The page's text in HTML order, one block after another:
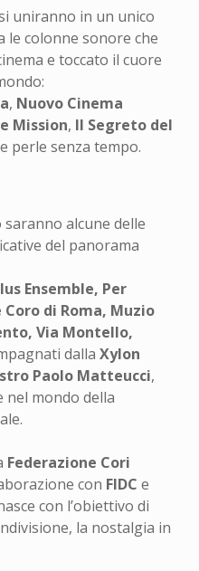
uniranno in un unico
colonne sonore che
e toccato il cuore
, Nuovo Cinema
Mission, Il Segreto del
perle senza tempo.
alcune delle
del panorama
Ensemble, Per
Coro di Roma, Muzio
Via Montello,
dalla Xylon
Paolo Matteucci,
mondo della
Federazione Cori
con FIDC e
con l’obiettivo di
la nostalgia in